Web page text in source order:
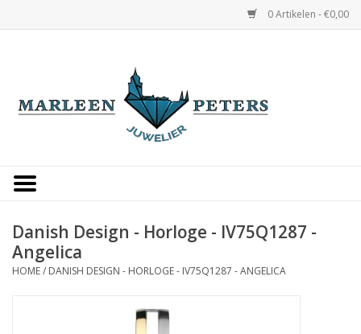
0 Artikelen - €0,00
Occasions
Danish Design - Horloge - IV75Q1287 -
Angelica
HOME/ DANISH DESIGN - HORLOGE - IV75Q1287 - ANGELICA